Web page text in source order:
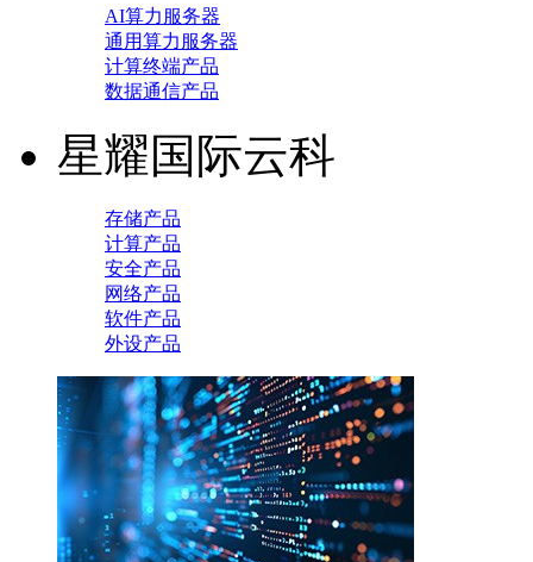
AI算力服务器
通用算力服务器
计算终端产品
数据通信产品
星耀国际云科
存储产品
计算产品
安全产品
网络产品
软件产品
外设产品